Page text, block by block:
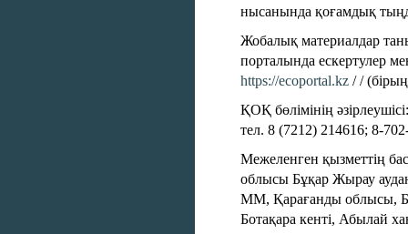
нысанында қоғамдық
Жобалық материалдар
порталында ескертулер
https://ecoportal.kz / /
ҚОҚ бөлімінің
тел. 8 (7212) 214616; 8-
Межеленген қызметтің
облысы Бұқар Жырау
ММ, Қарағанды облысы,
Ботақара кенті, Абылай